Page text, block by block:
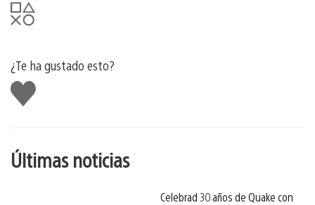
¿Te ha gustado esto?
Me
gusta
esto
Últimas noticias
Celebrad 30 años de Quake con